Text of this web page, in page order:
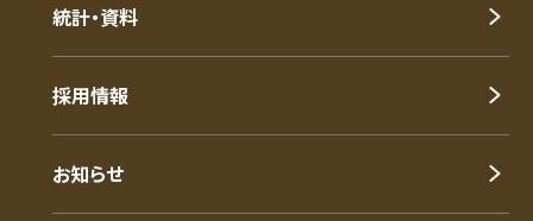
統計・資料
採用情報
お知らせ